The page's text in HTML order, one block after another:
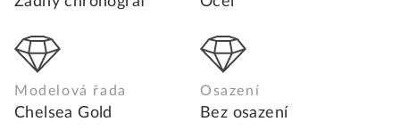
Modelová řada
Chelsea Gold
Osazení
Bez osazení